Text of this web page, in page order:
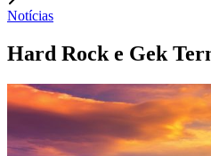
Notícias
Hard Rock e Gek